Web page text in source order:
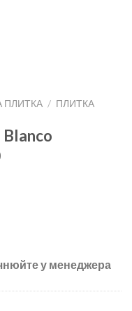
ПЛИТКА / ПЛИТКА
Blanco
у менеджера